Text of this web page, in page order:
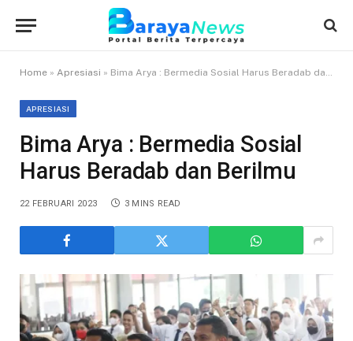
Home » Apresiasi » Bima Arya : Bermedia Sosial Harus Beradab dan Berilmu
APRESIASI
Bima Arya : Bermedia Sosial
Harus Beradab dan Berilmu
22 FEBRUARI 2023 3 MINS READ